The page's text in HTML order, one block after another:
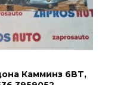
Камминз 6BT,